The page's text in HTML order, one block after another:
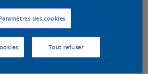
créé un ancien lien ou une faute
saisie de l'adresse.
des cookies
Tout refuser